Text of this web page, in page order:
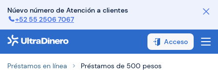
Núevo número de Atención a clientes
+52 55 2506 7067
Acceso
¿Cómo funciona?
Préstamos en línea Préstamos de 500 pesos